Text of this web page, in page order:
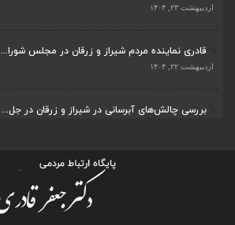
اردیبهشت ۲۳, ۱۴۰۴
قادری نماینده مردم شیراز و زرقان در مجلس شورا...
اردیبهشت ۲۲, ۱۴۰۴
بررسی چالش‌های آبرسانی در شیراز و زرقان در جل...